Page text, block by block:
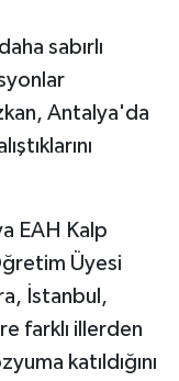
sabırlı
Antalya'da
EAH Kalp
Üyesi
İstanbul,
farklı illerden
katıldığını